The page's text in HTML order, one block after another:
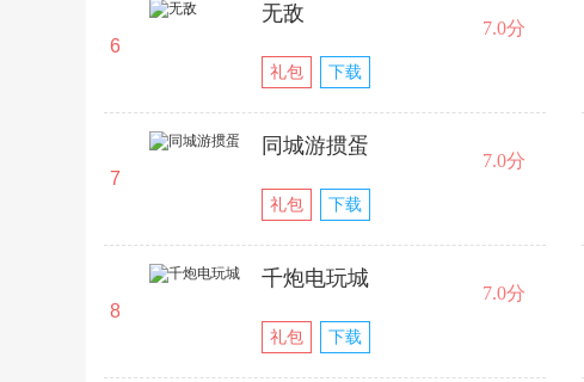
6
无敌
礼包 下载
7.0分
7
同城游掼蛋
礼包 下载
7.0分
8
千炮电玩城
礼包 下载
7.0分